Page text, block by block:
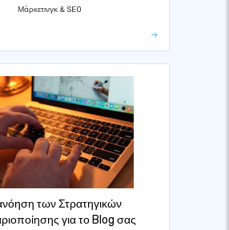
Μάρκετινγκ & SEO
των Στρατηγικών
για το Blog σας